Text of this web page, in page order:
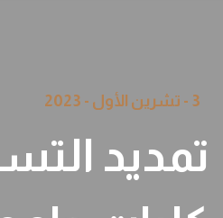
3 - تشرين الأول - 2023
تمديد